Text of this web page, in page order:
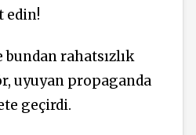
edin!
rahatsızlık
uyuyan propaganda
geçirdi.